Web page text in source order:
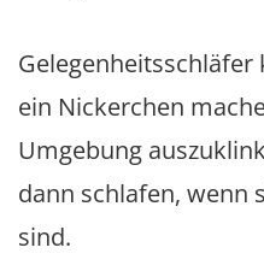
ein Nickerchen
Umgebung
dann schlafen, wenn
sind.